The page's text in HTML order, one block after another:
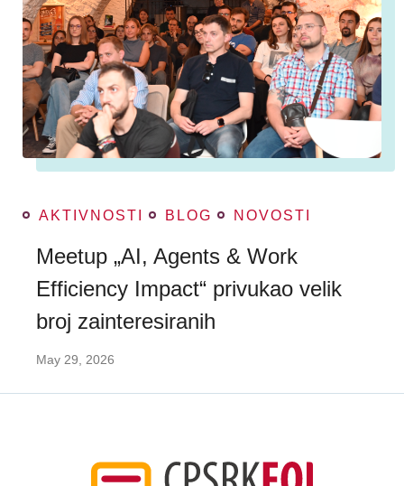
AKTIVNOSTI BLOG NOVOSTI
Meetup „AI, Agents & Work
Efficiency Impact“ privukao velik
broj zainteresiranih
May 29, 2026